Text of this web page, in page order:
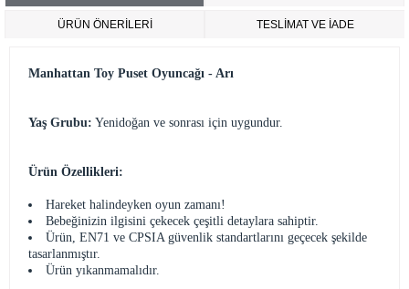
ÜRÜN ÖNERILERI TESLİMAT VE İADE
Manhattan Toy Puset Oyuncağı - Arı
Yaş Grubu: Yenidoğan ve sonrası için uygundur.
Ürün Özellikleri:
Hareket halindeyken oyun zamanı!
Bebeğinizin ilgisini çekecek çeşitli detaylara sahiptir.
Ürün, EN71 ve CPSIA güvenlik standartlarını geçecek şekilde
tasarlanmıştır.
Ürün yıkanmamalıdır.